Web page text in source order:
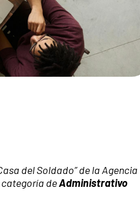
del Soldado” de la Agencia
categoría deAdministrativo